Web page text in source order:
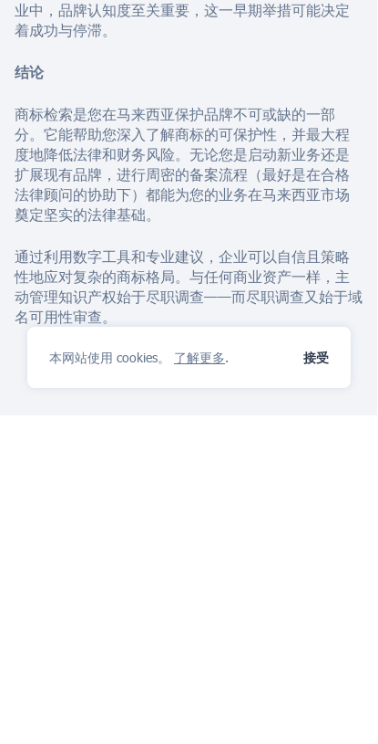
本网站使用 cookies。 了解更多. 接受
业中，品牌认知度至关重要，这一早期举措可能决定
着成功与停滞。
结论
商标检索是您在马来西亚保护品牌不可或缺的一部
分。它能帮助您深入了解商标的可保护性，并最大程
度地降低法律和财务风险。无论您是启动新业务还是
扩展现有品牌，进行周密的备案流程（最好是在合格
法律顾问的协助下）都能为您的业务在马来西亚市场
奠定坚实的法律基础。
通过利用数字工具和专业建议，企业可以自信且策略
性地应对复杂的商标格局。与任何商业资产一样，主
动管理知识产权始于尽职调查——而尽职调查又始于域
名可用性审查。